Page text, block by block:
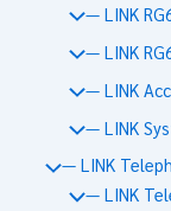
— LINK
— LINK
— LINK
— LINK
— LINK
— LINK